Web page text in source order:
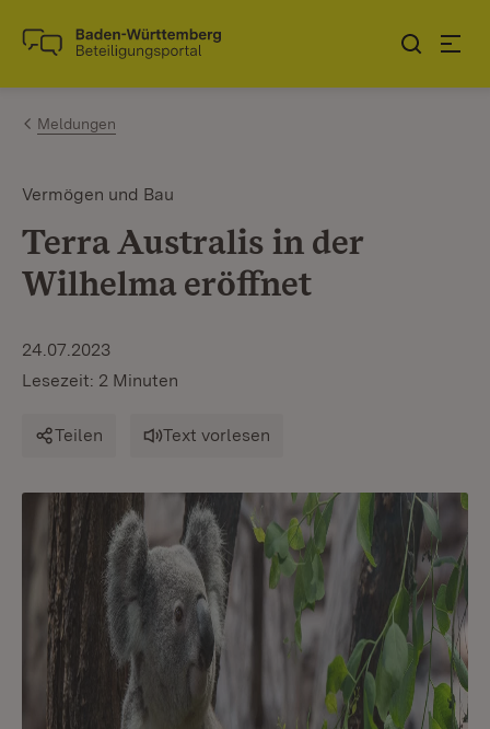
Zum Inhalt springen
Link zur Startseite
Meldungen
Vermögen und Bau
Terra Australis in der
Wilhelma eröffnet
24.07.2023
Lesezeit: 2 Minuten
Teilen Text vorlesen